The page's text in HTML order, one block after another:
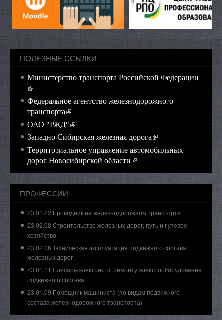
ПОЛЕЗНЫЕ ССЫЛКИ
Министерство транспорта Российской Федерации
(внешняя ссылка)
Федеральное агентство железнодорожного
транспорта(внешняя ссылка)
ОАО "РЖД"(внешняя ссылка)
Западно-Сибирская железная дорога(внешняя ссылка)
Территориальное управление автомобильных
дорог Новосибирской области(внешняя ссылка)
ПРОФЕССИИ
23.01.22 Проводник на железнодорожном транспорте
23.02.08 Строительство железных дорог, путь и путевое
хозяйство
23.02.06 Техническая эксплуатация подвижного состава
железных дорог
23.01.11 Слесарь-электрик по ремонту электрооборудования
подвижного состава
23.01.09 Помощник машиниста (по видам подвижного
состава железнодорожного транспорта)